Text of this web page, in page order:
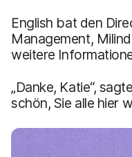
English bat den
Management,
weitere
„Danke, Katie“,
schön, Sie alle hier